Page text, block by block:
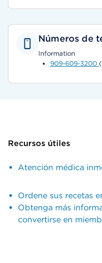
Números de
Information
909-609-3200
Recursos útiles
Atención médica
Ordene sus recetas
Obtenga más
convertirse en